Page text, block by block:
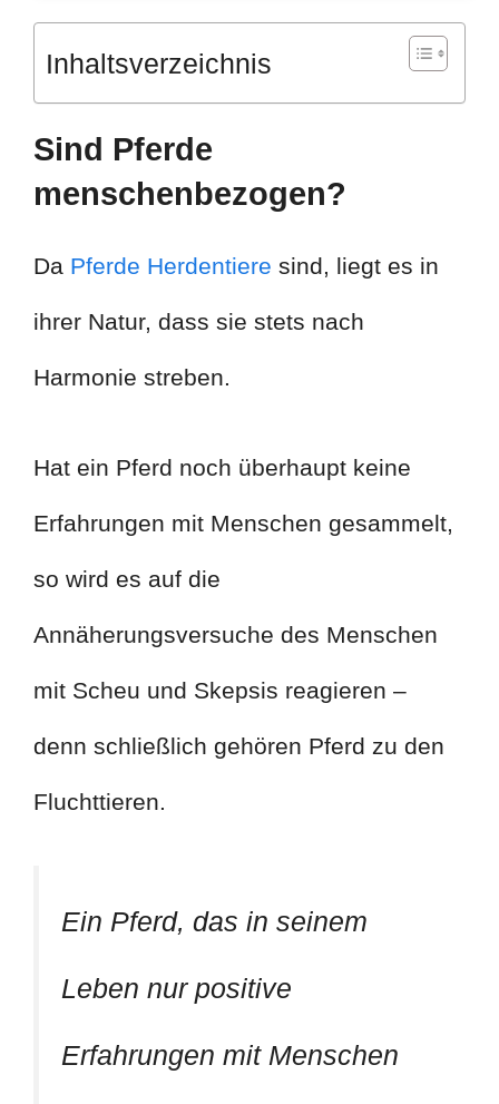
Inhaltsverzeichnis
Sind Pferde
menschenbezogen?
Da Pferde Herdentiere sind, liegt es in
ihrer Natur, dass sie stets nach
Harmonie streben.
Hat ein Pferd noch überhaupt keine
Erfahrungen mit Menschen gesammelt,
so wird es auf die
Annäherungsversuche des Menschen
mit Scheu und Skepsis reagieren –
denn schließlich gehören Pferd zu den
Fluchttieren.
Ein Pferd, das in seinem
Leben nur positive
Erfahrungen mit Menschen